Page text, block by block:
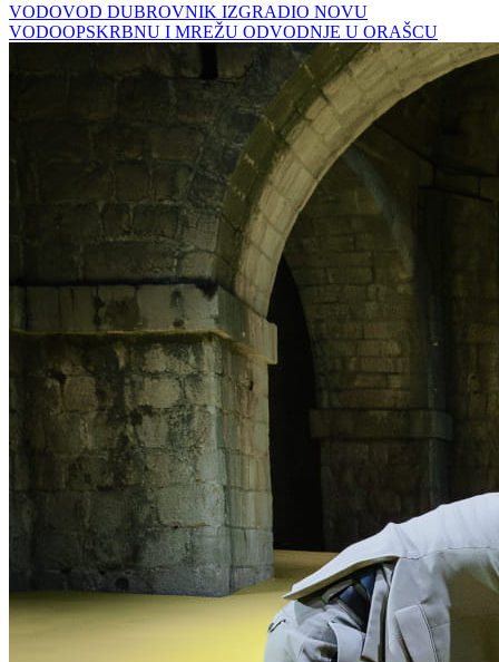
VODOVOD DUBROVNIK IZGRADIO NOVU
VODOOPSKRBNU I MREŽU ODVODNJE U ORAŠCU